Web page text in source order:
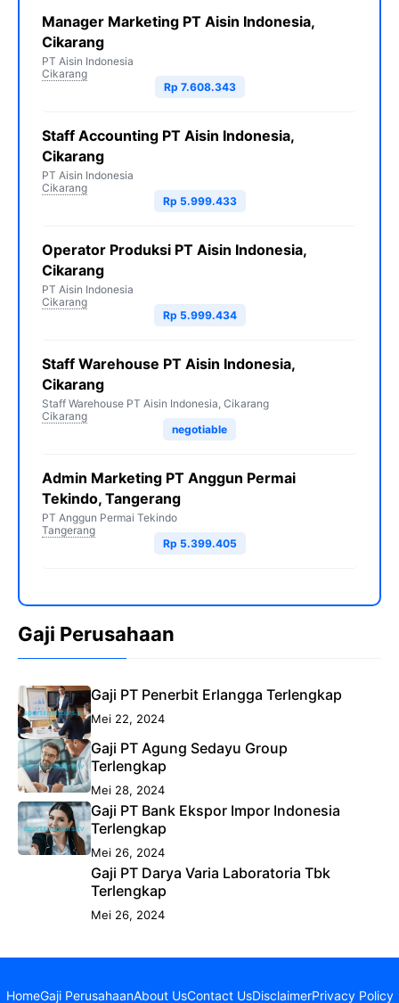
Manager Marketing PT Aisin Indonesia,
Cikarang
PT Aisin Indonesia
Cikarang
Rp 7.608.343
Staff Accounting PT Aisin Indonesia,
Cikarang
PT Aisin Indonesia
Cikarang
Rp 5.999.433
Operator Produksi PT Aisin Indonesia,
Cikarang
PT Aisin Indonesia
Cikarang
Rp 5.999.434
Staff Warehouse PT Aisin Indonesia,
Cikarang
Staff Warehouse PT Aisin Indonesia, Cikarang
Cikarang
negotiable
Admin Marketing PT Anggun Permai
Tekindo, Tangerang
PT Anggun Permai Tekindo
Tangerang
Rp 5.399.405
Gaji Perusahaan
Gaji PT Penerbit Erlangga Terlengkap
Mei 22, 2024
Gaji PT Agung Sedayu Group
Terlengkap
Mei 28, 2024
Gaji PT Bank Ekspor Impor Indonesia
Terlengkap
Mei 26, 2024
Gaji PT Darya Varia Laboratoria Tbk
Terlengkap
Mei 26, 2024
HomeGaji PerusahaanAbout UsContact UsDisclaimerPrivacy Policy